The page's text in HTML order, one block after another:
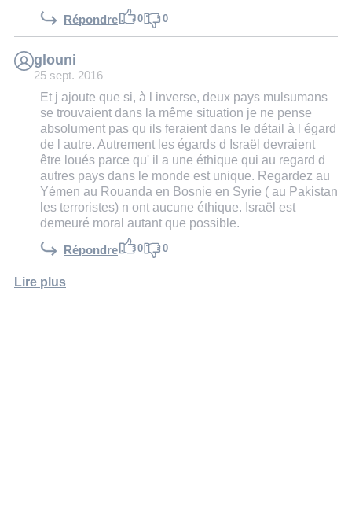
Répondre 0 0
glouni
25 sept. 2016
Et j ajoute que si, à l inverse, deux pays mulsumans
se trouvaient dans la même situation je ne pense
absolument pas qu ils feraient dans le détail à l égard
de l autre. Autrement les égards d Israël devraient
être loués parce qu' il a une éthique qui au regard d
autres pays dans le monde est unique. Regardez au
Yémen au Rouanda en Bosnie en Syrie ( au Pakistan
les terroristes) n ont aucune éthique. Israël est
demeuré moral autant que possible.
Répondre 0 0
Lire plus